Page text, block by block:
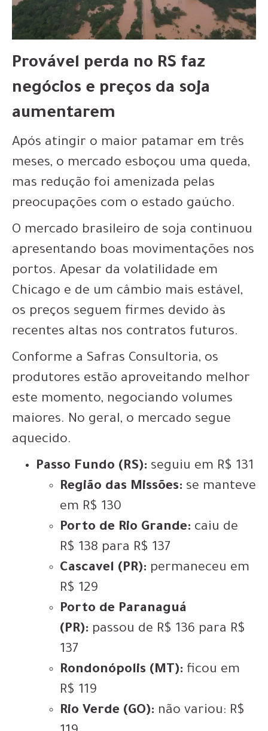
Provável perda no RS faz
negócios e preços da soja
aumentarem
Após atingir o maior patamar em três
meses, o mercado esboçou uma queda,
mas redução foi amenizada pelas
preocupações com o estado gaúcho.
O mercado brasileiro de soja continuou
apresentando boas movimentações nos
portos. Apesar da volatilidade em
Chicago e de um câmbio mais estável,
os preços seguem firmes devido às
recentes altas nos contratos futuros.
Conforme a Safras Consultoria, os
produtores estão aproveitando melhor
este momento, negociando volumes
maiores. No geral, o mercado segue
aquecido.
Passo Fundo (RS): seguiu em R$ 131
Região das Missões: se manteve
em R$ 130
Porto de Rio Grande: caiu de
R$ 138 para R$ 137
Cascavel (PR): permaneceu em
R$ 129
Porto de Paranaguá
(PR): passou de R$ 136 para R$
137
Rondonópolis (MT): ficou em
R$ 119
Rio Verde (GO): não variou: R$